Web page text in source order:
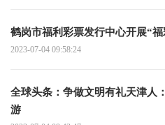
鹤岗市福利彩票发行中心开展“
2023-07-04 09:58:24
全球头条：争做文明有礼天津人
游